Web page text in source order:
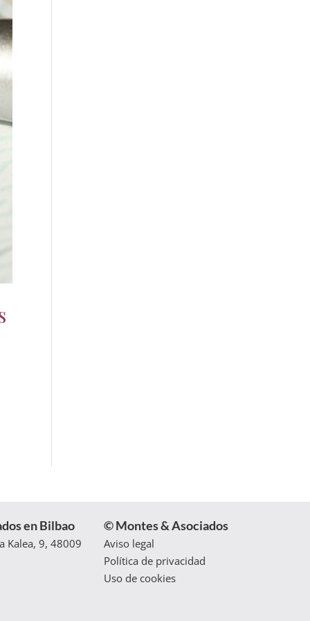
en Bilbao
Kalea, 9, 48009
© Montes & Asociados
Aviso legal
Política de privacidad
Uso de cookies